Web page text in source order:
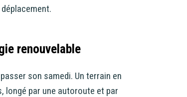
renouvelable
son samedi. Un terrain en
longé par une autoroute et par
nous